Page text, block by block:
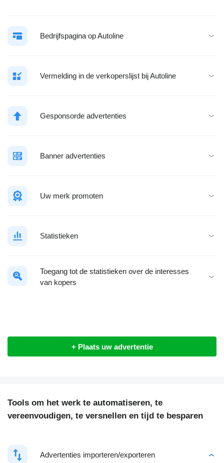
Bedrijfspagina op Autoline
Vermelding in de verkoperslijst bij Autoline
Gesponsorde advertenties
Banner advertenties
Uw merk promoten
Statistieken
Toegang tot de statistieken over de interesses
van kopers
+ Plaats uw advertentie
Tools om het werk te automatiseren, te
vereenvoudigen, te versnellen en tijd te besparen
Advertenties importeren/exporteren